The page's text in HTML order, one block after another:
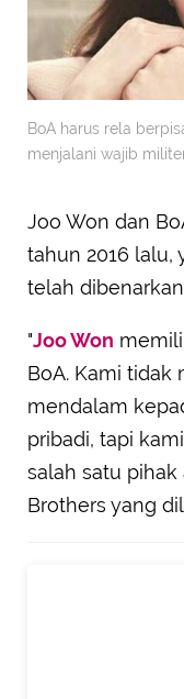
BoA harus rela
menjalani wajib
Joo Won dan
tahun 2016 lalu,
telah
"Joo Won
BoA. Kami tidak
mendalam
pribadi, tapi
salah satu pihak
Brothers yang